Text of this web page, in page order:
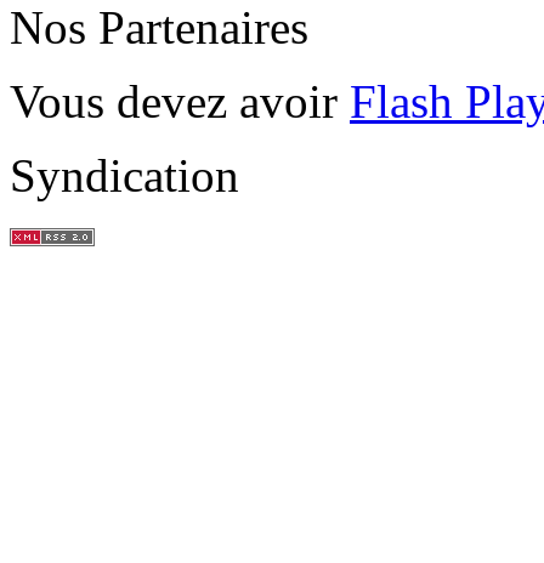
Nos Partenaires
Vous devez avoir Flash
Syndication